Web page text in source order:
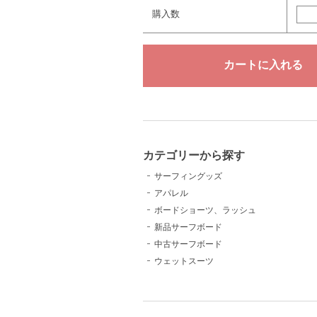
購入数
カテゴリーから探す
サーフィングッズ
アパレル
ボードショーツ、ラッシュ
新品サーフボード
中古サーフボード
ウェットスーツ